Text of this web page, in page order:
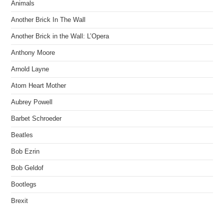
Animals
Another Brick In The Wall
Another Brick in the Wall: L’Opera
Anthony Moore
Arnold Layne
Atom Heart Mother
Aubrey Powell
Barbet Schroeder
Beatles
Bob Ezrin
Bob Geldof
Bootlegs
Brexit